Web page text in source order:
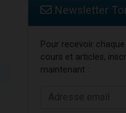
Newsletter
Pour recevoir
cours et articles,
maintenant :